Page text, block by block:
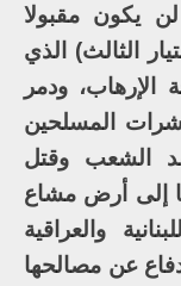
يكون مقبولا
الثالث) الذي
ودمر
المسلحين
الشعب وقتل
إلى أرض مشاع
والعراقية
عن مصالحها